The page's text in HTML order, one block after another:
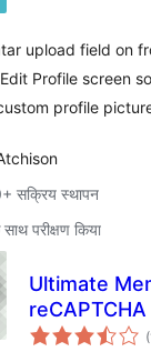
upload field on
Profile screen
profile
सक्रिय स्थापन
परीक्षण किया
Ultimate
reCAPTCHA